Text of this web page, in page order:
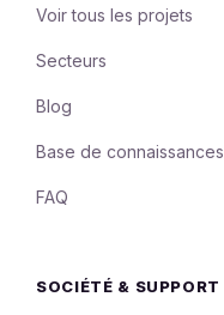
Voir tous les projets
Secteurs
Blog
Base de connaissances
FAQ
SOCIÉTÉ & SUPPORT